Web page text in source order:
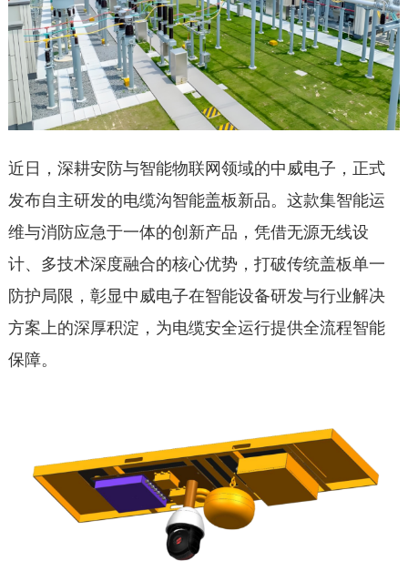
近日，深耕安防与智能物联网领域的中威电子，正式
发布自主研发的电缆沟智能盖板新品。这款集智能运
维与消防应急于一体的创新产品，凭借无源无线设
计、多技术深度融合的核心优势，打破传统盖板单一
防护局限，彰显中威电子在智能设备研发与行业解决
方案上的深厚积淀，为电缆安全运行提供全流程智能
保障。